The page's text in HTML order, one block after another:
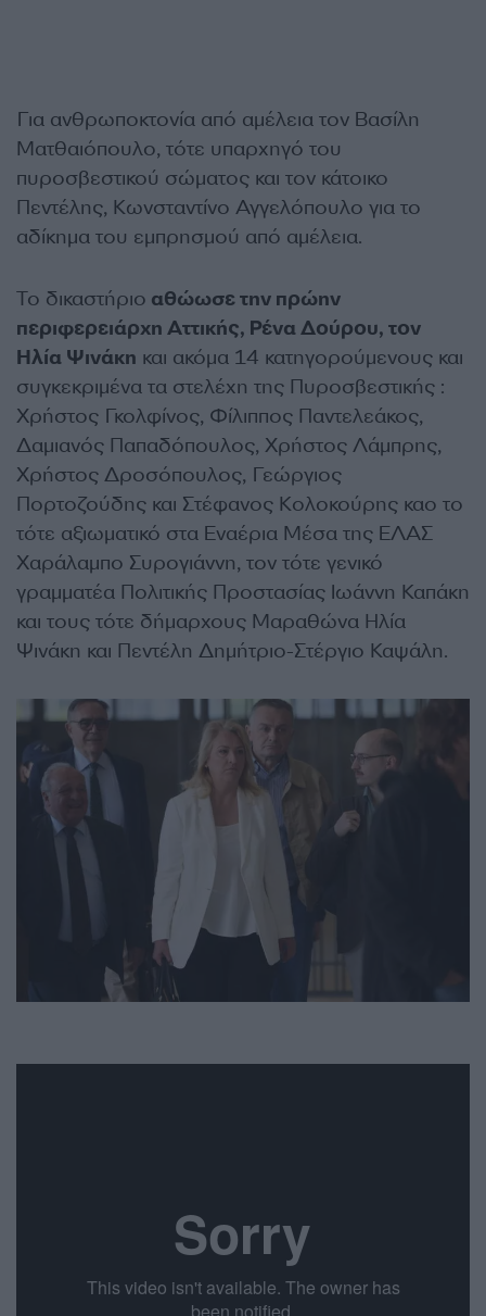
Για ανθρωποκτονία από αμέλεια τον Βασίλη
Ματθαιόπουλο, τότε υπαρχηγό του
πυροσβεστικού σώματος και τον κάτοικο
Πεντέλης, Κωνσταντίνο Αγγελόπουλο για το
αδίκημα του εμπρησμού από αμέλεια.
Το δικαστήριο αθώωσε την πρώην
περιφερειάρχη Αττικής, Ρένα Δούρου, τον
Ηλία Ψινάκη και ακόμα 14 κατηγορούμενους και
συγκεκριμένα τα στελέχη της Πυροσβεστικής :
Χρήστος Γκολφίνος, Φίλιππος Παντελεάκος,
Δαμιανός Παπαδόπουλος, Χρήστος Λάμπρης,
Χρήστος Δροσόπουλος, Γεώργιος
Πορτοζούδης και Στέφανος Κολοκούρης καο το
τότε αξιωματικό στα Εναέρια Μέσα της ΕΛΑΣ
Χαράλαμπο Συρογιάννη, τον τότε γενικό
γραμματέα Πολιτικής Προστασίας Ιωάννη Καπάκη
και τους τότε δήμαρχους Μαραθώνα Ηλία
Ψινάκη και Πεντέλη Δημήτριο-Στέργιο Καψάλη.